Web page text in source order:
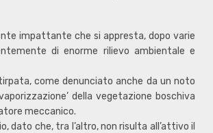
impattante che si appresta, dopo varie
di enorme rilievo ambientale e
come denunciato anche da un noto
della vegetazione boschiva
meccanico.
dato che, tra l’altro, non risulta all’attivo il